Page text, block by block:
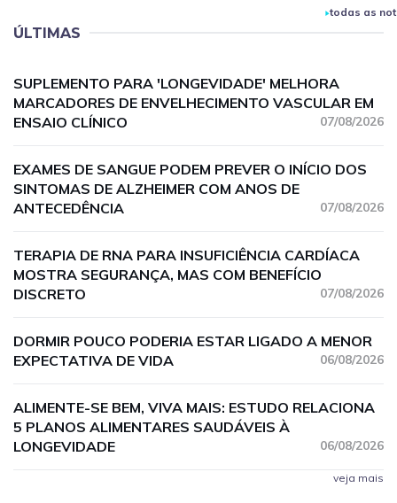
todas as
ÚLTIMAS
SUPLEMENTO PARA 'LONGEVIDADE' MELHORA
MARCADORES DE ENVELHECIMENTO VASCULAR EM
ENSAIO CLÍNICO
07/08/2026
EXAMES DE SANGUE PODEM PREVER O INÍCIO DOS
SINTOMAS DE ALZHEIMER COM ANOS DE
ANTECEDÊNCIA
07/08/2026
TERAPIA DE RNA PARA INSUFICIÊNCIA CARDÍACA
MOSTRA SEGURANÇA, MAS COM BENEFÍCIO
DISCRETO
07/08/2026
DORMIR POUCO PODERIA ESTAR LIGADO A MENOR
EXPECTATIVA DE VIDA
06/08/2026
ALIMENTE-SE BEM, VIVA MAIS: ESTUDO RELACIONA
5 PLANOS ALIMENTARES SAUDÁVEIS À
LONGEVIDADE
06/08/2026
veja mais